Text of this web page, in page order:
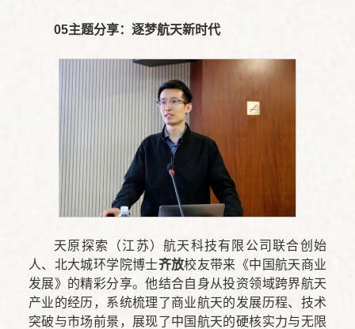
05主题分享：逐梦航天新时代
天原探索（江苏）航天科技有限公司联合创始
人、北大城环学院博士齐放校友带来《中国航天商业
发展》的精彩分享。他结合自身从投资领域跨界航天
产业的经历，系统梳理了商业航天的发展历程、技术
突破与市场前景，展现了中国航天的硬核实力与无限